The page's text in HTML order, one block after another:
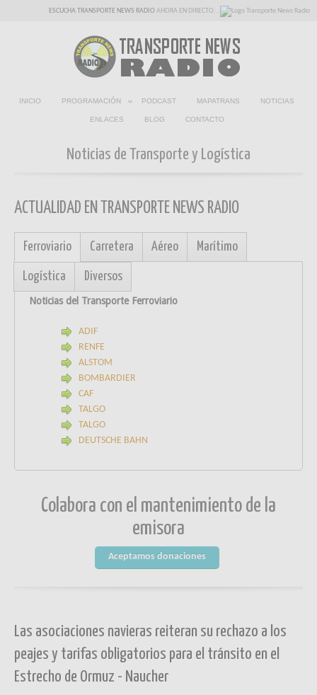
ESCUCHA TRANSPORTE NEWS RADIO AHORA EN DIRECTO...
INICIO PROGRAMACIÓN PODCAST MAPATRANS NOTICIAS
ENLACES BLOG CONTACTO
Noticias de Transporte y Logística
ACTUALIDAD EN TRANSPORTE NEWS RADIO
Ferroviario Carretera Aéreo Marítimo
Logística Diversos
Noticias del Transporte Ferroviario
ADIF
RENFE
ALSTOM
BOMBARDIER
CAF
TALGO
TALGO
DEUTSCHE BAHN
Colabora con el mantenimiento de la
emisora
Aceptamos donaciones
Las asociaciones navieras reiteran su rechazo a los
peajes y tarifas obligatorios para el tránsito en el
Estrecho de Ormuz - Naucher